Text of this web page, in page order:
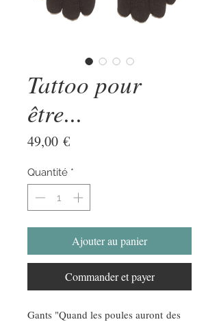
Tattoo pour
être...
49,00 €Prix
Quantité *
Ajouter au panier
Commander et payer
Gants "Quand les poules auront des